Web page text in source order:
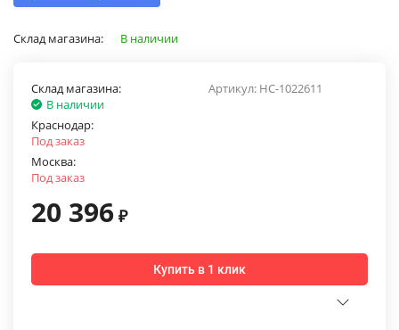
Склад магазина: В наличии
Артикул: НС-1022611
Склад магазина:
В наличии
Краснодар:
Под заказ
Москва:
Под заказ
20 396 ₽
Купить в 1 клик